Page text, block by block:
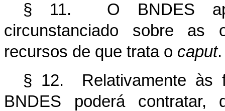
§ 11. O BNDES
circunstanciado sobre as
recursos de que trata o caput.
§ 12. Relativamente às
BNDES poderá